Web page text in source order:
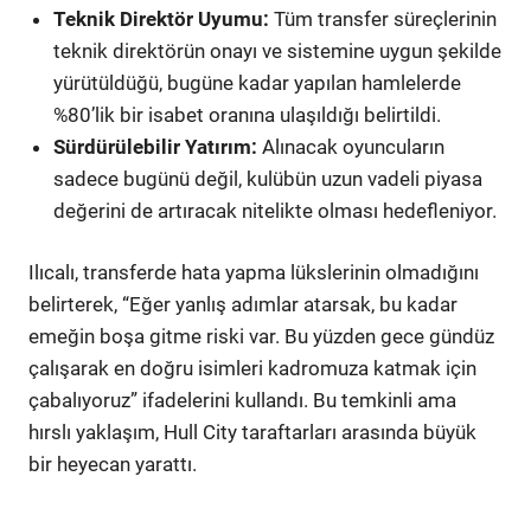
Teknik Direktör Uyumu: Tüm transfer süreçlerinin
teknik direktörün onayı ve sistemine uygun şekilde
yürütüldüğü, bugüne kadar yapılan hamlelerde
%80’lik bir isabet oranına ulaşıldığı belirtildi.
Sürdürülebilir Yatırım: Alınacak oyuncuların
sadece bugünü değil, kulübün uzun vadeli piyasa
değerini de artıracak nitelikte olması hedefleniyor.
Ilıcalı, transferde hata yapma lükslerinin olmadığını
belirterek, “Eğer yanlış adımlar atarsak, bu kadar
emeğin boşa gitme riski var. Bu yüzden gece gündüz
çalışarak en doğru isimleri kadromuza katmak için
çabalıyoruz” ifadelerini kullandı. Bu temkinli ama
hırslı yaklaşım, Hull City taraftarları arasında büyük
bir heyecan yarattı.